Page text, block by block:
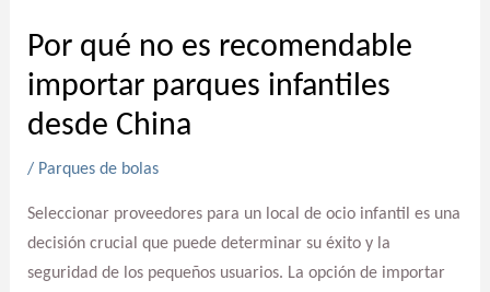
Por qué no es recomendable
importar parques infantiles
desde China
/ Parques de bolas
Seleccionar proveedores para un local de ocio infantil es una
decisión crucial que puede determinar su éxito y la
seguridad de los pequeños usuarios. La opción de importar